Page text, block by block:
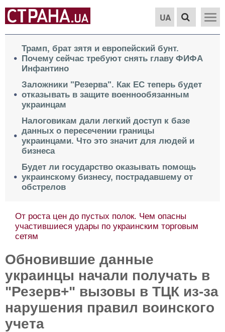
UA
Трамп, брат зятя и европейский бунт.
Почему сейчас требуют снять главу ФИФА
Инфантино
Заложники "Резерва". Как ЕС теперь будет
отказывать в защите военнообязанным
украинцам
Налоговикам дали легкий доступ к базе
данных о пересечении границы
украинцами. Что это значит для людей и
бизнеса
Будет ли государство оказывать помощь
украинскому бизнесу, пострадавшему от
обстрелов
От роста цен до пустых полок. Чем опасны
участившиеся удары по украинским торговым
сетям
Обновившие данные
украинцы начали получать в
"Резерв+" вызовы в ТЦК из-за
нарушения правил воинского
учета